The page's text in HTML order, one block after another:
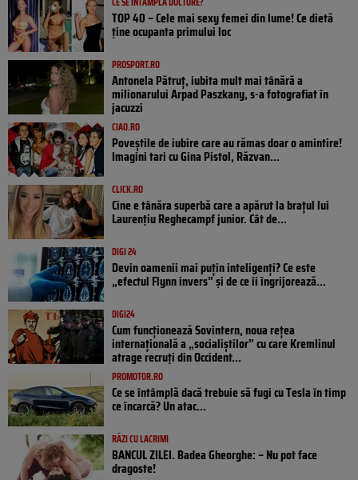
TOP 40 – Cele mai sexy femei din lume! Ce dietă
ține ocupanta primului loc
PROSPORT.RO
Antonela Pătruț, iubita mult mai tânără a
milionarului Arpad Paszkany, s-a fotografiat în
jacuzzi
CIAO.RO
Poveştile de iubire care au rămas doar o amintire!
Imagini tari cu Gina Pistol, Răzvan...
CLICK.RO
Cine e tânăra superbă care a apărut la brațul lui
Laurențiu Reghecampf junior. Cât de...
DIGI 24
Devin oamenii mai puțin inteligenți? Ce este
„efectul Flynn invers” și de ce îi îngrijorează...
DIGI24
Cum funcționează Sovintern, noua rețea
internațională a „socialiștilor” cu care Kremlinul
atrage recruți din Occident...
PROMOTOR.RO
Ce se întâmplă dacă trebuie să fugi cu Tesla în timp
ce încarcă? Un atac...
RÂZI CU LACRIMI
BANCUL ZILEI. Badea Gheorghe: – Nu pot face
dragoste!